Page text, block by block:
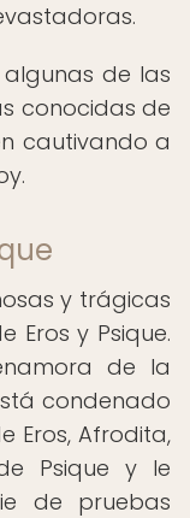
de las
conocidas de
cautivando a
y trágicas
y Psique.
de la
condenado
Eros, Afrodita,
Psique y le
de pruebas